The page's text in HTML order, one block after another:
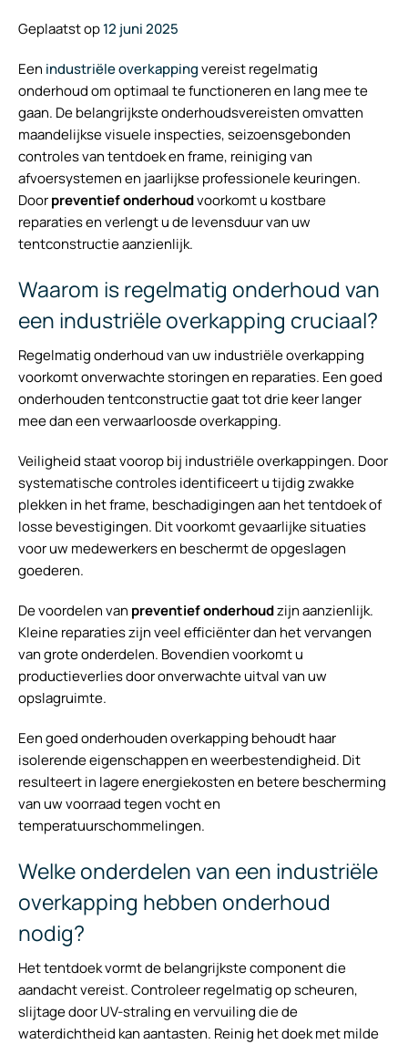
Geplaatst op12 juni 2025
Een industriële overkappingvereist regelmatig
onderhoud om optimaal te functioneren en lang mee te
gaan. De belangrijkste onderhoudsvereisten omvatten
maandelijkse visuele inspecties, seizoensgebonden
controles van tentdoek en frame, reiniging van
afvoersystemen en jaarlijkse professionele keuringen.
Doorpreventief onderhoudvoorkomt u kostbare
reparaties en verlengt u de levensduur van uw
tentconstructie aanzienlijk.
Waarom is regelmatig onderhoud van
een industriële overkapping cruciaal?
Regelmatig onderhoud van uw industriële overkapping
voorkomt onverwachte storingen en reparaties. Een goed
onderhouden tentconstructie gaat tot drie keer langer
mee dan een verwaarloosde overkapping.
Veiligheid staat voorop bij industriële overkappingen. Door
systematische controles identificeert u tijdig zwakke
plekken in het frame, beschadigingen aan het tentdoek of
losse bevestigingen. Dit voorkomt gevaarlijke situaties
voor uw medewerkers en beschermt de opgeslagen
goederen.
De voordelen van preventief onderhoudzijn aanzienlijk.
Kleine reparaties zijn veel efficiënter dan het vervangen
van grote onderdelen. Bovendien voorkomt u
productieverlies door onverwachte uitval van uw
opslagruimte.
Een goed onderhouden overkapping behoudt haar
isolerende eigenschappen en weerbestendigheid. Dit
resulteert in lagere energiekosten en betere bescherming
van uw voorraad tegen vocht en
temperatuurschommelingen.
Welke onderdelen van een industriële
overkapping hebben onderhoud
nodig?
Het tentdoek vormt de belangrijkste component die
aandacht vereist. Controleer regelmatig op scheuren,
slijtage door UV-straling en vervuiling die de
waterdichtheid kan aantasten. Reinig het doek met milde